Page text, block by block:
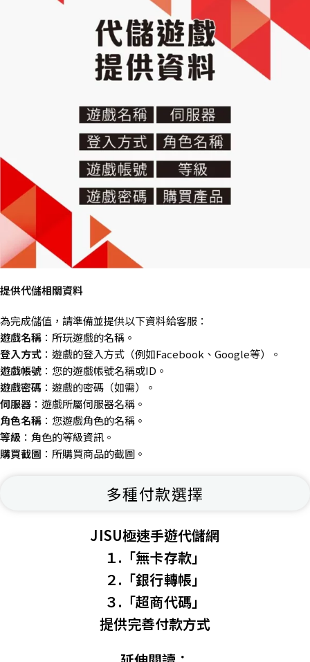
提供代儲相關資料
為完成儲值，請準備並提供以下資料給客服：
遊戲名稱 ：所玩遊戲的名稱。
登入方式 ：遊戲的登入方式（例如Facebook、Google等）。
遊戲帳號 ：您的遊戲帳號名稱或ID。
遊戲密碼 ：遊戲的密碼（如需）。
伺服器 ：遊戲所屬伺服器名稱。
角色名稱 ：您遊戲角色的名稱。
等級 ：角色的等級資訊。
購買截圖 ：所購買商品的截圖。
多種付款選擇
JISU極速手遊代儲網
１.「無卡存款」
２.「銀行轉帳」
３.「超商代碼」
提供完善付款方式